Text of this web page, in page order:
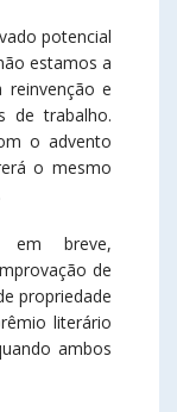
potencial
estamos a
e
de trabalho.
o advento
o mesmo
em breve,
de
propriedade
literário
ambos